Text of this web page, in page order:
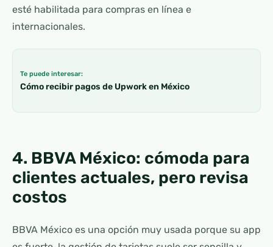
esté habilitada para compras en línea e
internacionales.
Te puede interesar:
Cómo recibir pagos de Upwork en México
4. BBVA México: cómoda para
clientes actuales, pero revisa
costos
BBVA México es una opción muy usada porque su app